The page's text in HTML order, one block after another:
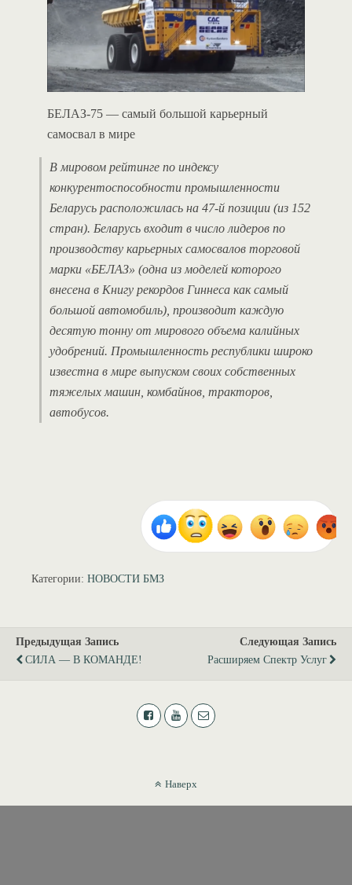
БЕЛАЗ-75 — самый большой карьерный
самосвал в мире
В мировом рейтинге по индексу
конкурентоспособности промышленности
Беларусь расположилась на 47-й позиции (из 152
стран). Беларусь входит в число лидеров по
производству карьерных самосвалов торговой
марки «БЕЛАЗ» (одна из моделей которого
внесена в Книгу рекордов Гиннеса как самый
большой автомобиль), производит каждую
десятую тонну от мирового объема калийных
удобрений. Промышленность республики широко
известна в мире выпуском своих собственных
тяжелых машин, комбайнов, тракторов,
автобусов.
Категории: НОВОСТИ БМЗ
Предыдущая Запись
СИЛА — В КОМАНДЕ!
Следующая Запись
Расширяем Спектр Услуг
Наверх